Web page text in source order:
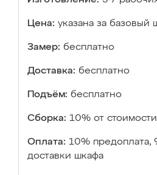
Цена: указана за базовый
Замер: бесплатно
Доставка: бесплатно
Подъём: бесплатно
Сборка: 10% от стоимости
Оплата: 10% предоплата,
доставки шкафа